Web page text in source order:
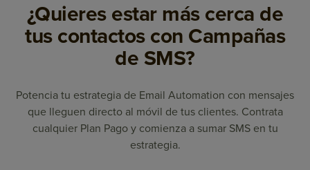
¿Quieres estar más cerca de
tus contactos con Campañas
de SMS?
Potencia tu estrategia de Email Automation con mensajes
que lleguen directo al móvil de tus clientes. Contrata
cualquier Plan Pago y comienza a sumar SMS en tu
estrategia.